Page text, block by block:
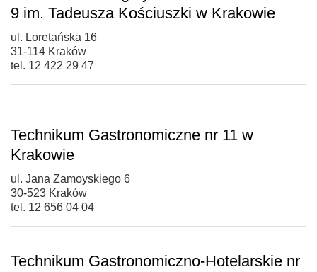
9 im. Tadeusza Kościuszki w Krakowie
ul. Loretańska 16
31-114 Kraków
tel. 12 422 29 47
Technikum Gastronomiczne nr 11 w
Krakowie
ul. Jana Zamoyskiego 6
30-523 Kraków
tel. 12 656 04 04
Technikum Gastronomiczno-Hotelarskie nr